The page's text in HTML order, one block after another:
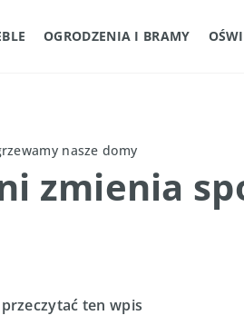
OGRODZENIA I BRAMY
nasze domy
zmienia
ten wpis